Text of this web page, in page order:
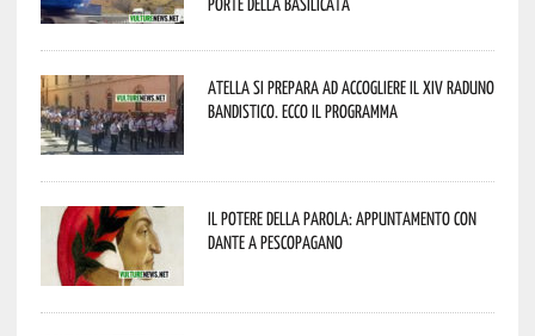
Atella si prepara ad accogliere il XIV Raduno
Bandistico. Ecco il programma
Il Potere della parola: appuntamento con
Dante a Pescopagano